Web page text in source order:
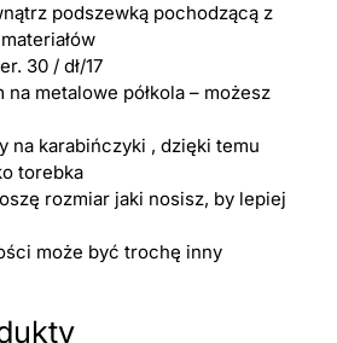
podszewką pochodzącą z
30 / dł/17
metalowe półkola – możesz
na karabińczyki , dzięki temu
torebka
rozmiar jaki nosisz, by lepiej
może być trochę inny